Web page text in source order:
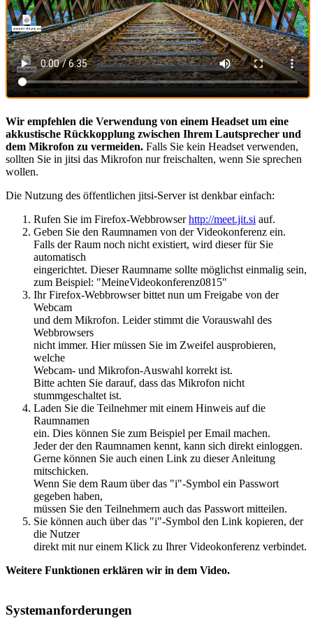
Wir empfehlen die Verwendung von einem Headset um eine
akkustische Rückkopplung zwischen Ihrem Lautsprecher und
dem Mikrofon zu vermeiden. Falls Sie kein Headset verwenden,
sollten Sie in jitsi das Mikrofon nur freischalten, wenn Sie sprechen
wollen.
Die Nutzung des öffentlichen jitsi-Server ist denkbar einfach:
Rufen Sie im Firefox-Webbrowserhttp://meet.jit.si auf.
Geben Sie den Raumnamen von der Videokonferenz ein.
Falls der Raum noch nicht existiert, wird dieser für Sie
automatisch
eingerichtet. Dieser Raumname sollte möglichst einmalig sein,
zum Beispiel: "MeineVideokonferenz0815"
Ihr Firefox-Webbrowser bittet nun um Freigabe von der
Webcam
und dem Mikrofon. Leider stimmt die Vorauswahl des
Webbrowsers
nicht immer. Hier müssen Sie im Zweifel ausprobieren,
welche
Webcam- und Mikrofon-Auswahl korrekt ist.
Bitte achten Sie darauf, dass das Mikrofon nicht
stummgeschaltet ist.
Laden Sie die Teilnehmer mit einem Hinweis auf die
Raumnamen
ein. Dies können Sie zum Beispiel per Email machen.
Jeder der den Raumnamen kennt, kann sich direkt einloggen.
Gerne können Sie auch einen Link zu dieser Anleitung
mitschicken.
Wenn Sie dem Raum über das "i"-Symbol ein Passwort
gegeben haben,
müssen Sie den Teilnehmern auch das Passwort mitteilen.
Sie können auch über das "i"-Symbol den Link kopieren, der
die Nutzer
direkt mit nur einem Klick zu Ihrer Videokonferenz verbindet.
Weitere Funktionen erklären wir in dem Video.
Systemanforderungen